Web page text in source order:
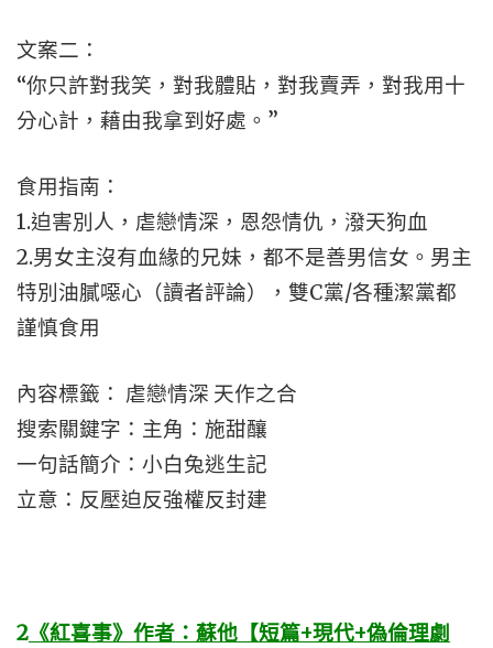
文案二：
“你只許對我笑，對我體貼，對我賣弄，對我用十
分心計，藉由我拿到好處。”
食用指南：
1.迫害別人，虐戀情深，恩怨情仇，潑天狗血
2.男女主沒有血緣的兄妹，都不是善男信女。男主
特別油膩噁心（讀者評論），雙C黨/各種潔黨都
謹慎食用
內容標籤： 虐戀情深 天作之合
搜索關鍵字：主角：施甜釀
一句話簡介：小白兔逃生記
立意：反壓迫反強權反封建
2 《紅喜事》作者：蘇他【短篇+現代+偽倫理劇